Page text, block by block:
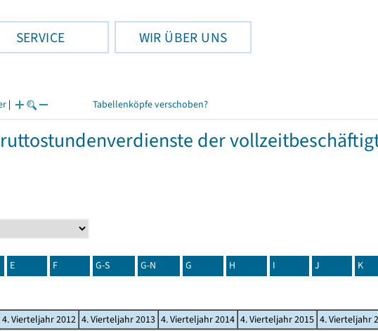
SERVICE WIR ÜBER UNS
| Tabellenköpfe verschoben?
der
E F G-S G-N G H I J K
4. Vierteljahr 2012 4. Vierteljahr 2013 4. Vierteljahr 2014 4. Vierteljahr 2015 4. Vierteljahr